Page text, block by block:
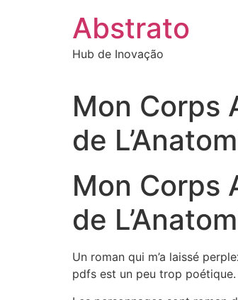
Abstrato
Hub de Inovação
Mon Corps
de
Mon Corps
de
Un roman qui m’a laissé
pdfs est un peu trop poétique.